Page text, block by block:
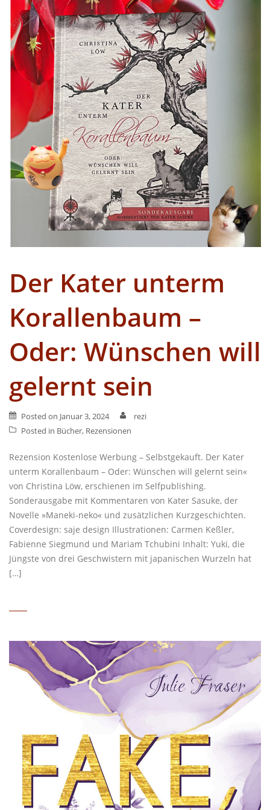
Der Kater unterm
Korallenbaum –
Oder: Wünschen will
gelernt sein
Posted on Januar 3, 2024
rezi
Posted in Bücher, Rezensionen
Rezension Kostenlose Werbung – Selbstgekauft. Der Kater
unterm Korallenbaum – Oder: Wünschen will gelernt sein«
von Christina Löw, erschienen im Selfpublishing.
Sonderausgabe mit Kommentaren von Kater Sasuke, der
Novelle »Maneki-neko« und zusätzlichen Kurzgeschichten.
Coverdesign: saje design Illustrationen: Carmen Keßler,
Fabienne Siegmund und Mariam Tchubini Inhalt: Yuki, die
Jüngste von drei Geschwistern mit japanischen Wurzeln hat
[…]